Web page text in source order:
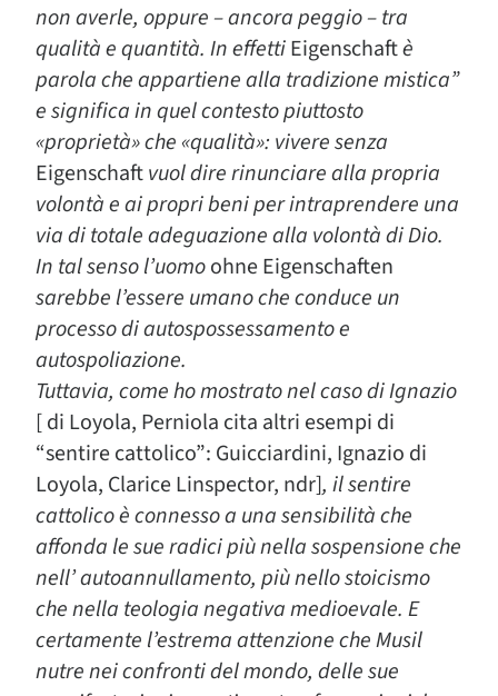
non averle, oppure – ancora peggio – tra
qualità e quantità. In effettiEigenschaftè
parola che appartiene alla tradizione mistica”
e significa in quel contesto piuttosto
«proprietà» che «qualità»: vivere senza
Eigenschaftvuol dire rinunciare alla propria
volontà e ai propri beni per intraprendere una
via di totale adeguazione alla volontà di Dio.
In tal senso l’uomoohne Eigenschaften
sarebbe l’essere umano che conduce un
processo di autospossessamento e
autospoliazione.
Tuttavia, come ho mostrato nel caso di Ignazio
[ di Loyola, Perniola cita altri esempi di
“sentire cattolico”: Guicciardini, Ignazio di
Loyola, Clarice Linspector, ndr], il sentire
cattolico è connesso a una sensibilità che
affonda le sue radici più nella sospensione che
nell’ autoannullamento, più nello stoicismo
che nella teologia negativa medioevale. E
certamente l’estrema attenzione che Musil
nutre nei confronti del mondo, delle sue